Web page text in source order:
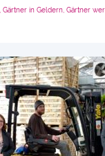
Gärtner in Geldern Gärtner